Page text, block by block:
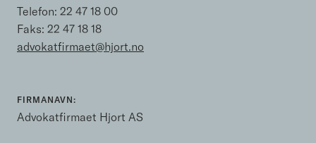
Telefon: 22 47 18 00
Faks: 22 47 18 18
advokatfirmaet@hjort.no
FIRMANAVN:
Advokatfirmaet Hjort AS